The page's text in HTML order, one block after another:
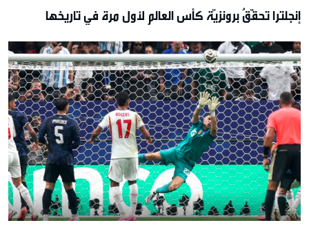
إنجلترا تحقّقُ برونزيّة كأس العالم لأول مرة في تاريخها